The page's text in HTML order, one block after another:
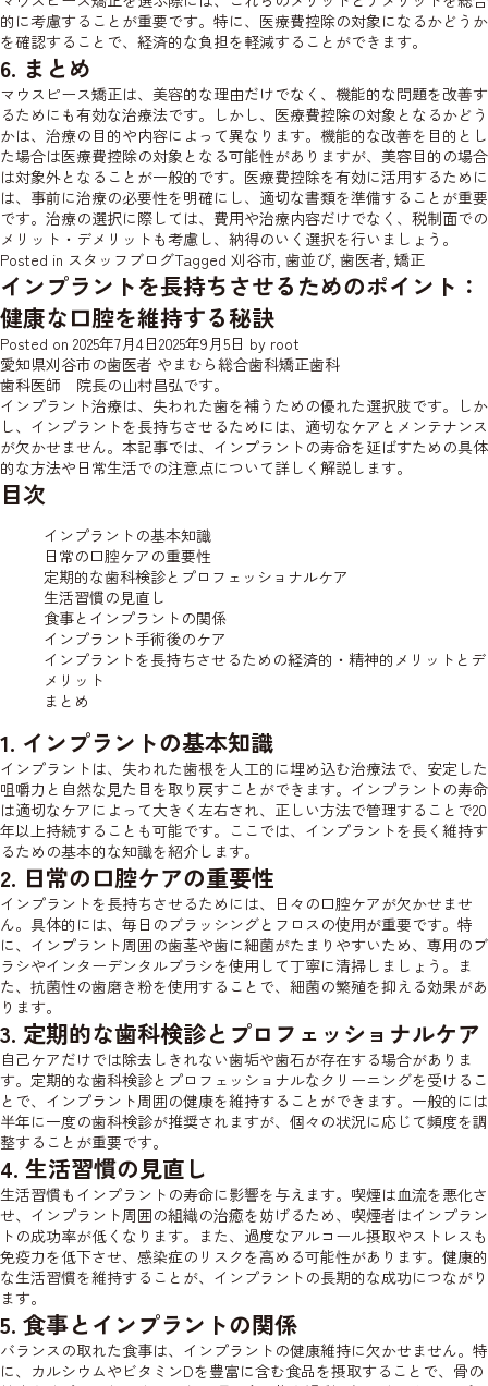
的に考慮することが重要です。特に、医療費控除の対象になるかどうか
を確認することで、経済的な負担を軽減することができます。
6. まとめ
マウスピース矯正は、美容的な理由だけでなく、機能的な問題を改善す
るためにも有効な治療法です。しかし、医療費控除の対象となるかどう
かは、治療の目的や内容によって異なります。機能的な改善を目的とし
た場合は医療費控除の対象となる可能性がありますが、美容目的の場合
は対象外となることが一般的です。医療費控除を有効に活用するために
は、事前に治療の必要性を明確にし、適切な書類を準備することが重要
です。治療の選択に際しては、費用や治療内容だけでなく、税制面での
メリット・デメリットも考慮し、納得のいく選択を行いましょう。
Posted in スタッフブログTagged 刈谷市, 歯並び, 歯医者, 矯正
インプラントを長持ちさせるためのポイント：
健康な口腔を維持する秘訣
Posted on 2025年7月4日2025年9月5日 by root
愛知県刈谷市の歯医者 やまむら総合歯科矯正歯科
歯科医師 院長の山村昌弘です。
インプラント治療は、失われた歯を補うための優れた選択肢です。しか
し、インプラントを長持ちさせるためには、適切なケアとメンテナンス
が欠かせません。本記事では、インプラントの寿命を延ばすための具体
的な方法や日常生活での注意点について詳しく解説します。
目次
インプラントの基本知識
日常の口腔ケアの重要性
定期的な歯科検診とプロフェッショナルケア
生活習慣の見直し
食事とインプラントの関係
インプラント手術後のケア
インプラントを長持ちさせるための経済的・精神的メリットとデ
メリット
まとめ
1. インプラントの基本知識
インプラントは、失われた歯根を人工的に埋め込む治療法で、安定した
咀嚼力と自然な見た目を取り戻すことができます。インプラントの寿命
は適切なケアによって大きく左右され、正しい方法で管理することで20
年以上持続することも可能です。ここでは、インプラントを長く維持す
るための基本的な知識を紹介します。
2. 日常の口腔ケアの重要性
インプラントを長持ちさせるためには、日々の口腔ケアが欠かせませ
ん。具体的には、毎日のブラッシングとフロスの使用が重要です。特
に、インプラント周囲の歯茎や歯に細菌がたまりやすいため、専用のブ
ラシやインターデンタルブラシを使用して丁寧に清掃しましょう。ま
た、抗菌性の歯磨き粉を使用することで、細菌の繁殖を抑える効果があ
ります。
3. 定期的な歯科検診とプロフェッショナルケア
自己ケアだけでは除去しきれない歯垢や歯石が存在する場合がありま
す。定期的な歯科検診とプロフェッショナルなクリーニングを受けるこ
とで、インプラント周囲の健康を維持することができます。一般的には
半年に一度の歯科検診が推奨されますが、個々の状況に応じて頻度を調
整することが重要です。
4. 生活習慣の見直し
生活習慣もインプラントの寿命に影響を与えます。喫煙は血流を悪化さ
せ、インプラント周囲の組織の治癒を妨げるため、喫煙者はインプラン
トの成功率が低くなります。また、過度なアルコール摂取やストレスも
免疫力を低下させ、感染症のリスクを高める可能性があります。健康的
な生活習慣を維持することが、インプラントの長期的な成功につながり
ます。
5. 食事とインプラントの関係
バランスの取れた食事は、インプラントの健康維持に欠かせません。特
に、カルシウムやビタミンDを豊富に含む食品を摂取することで、骨の